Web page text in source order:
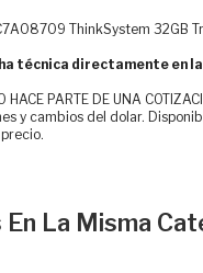
ThinkSystem 32GB
técnica directamente en
HACE PARTE DE UNA
y cambios del dolar.
La Misma